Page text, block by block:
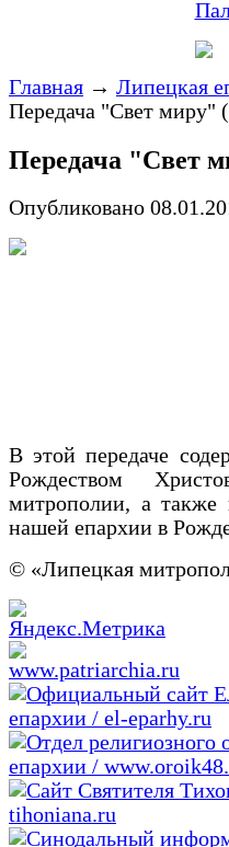
Главная → Липецкая
Передача "Свет миру"
Передача "Свет
Опубликовано
В этой передаче
Рождеством
митрополии, а также
нашей епархии в
© «Липецкая